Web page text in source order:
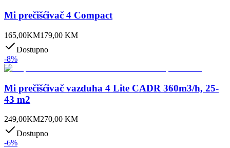
Mi prečišćivač 4 Compact
165,00KM179,00 KM
Dostupno
-8%
Mi prečišćivač vazduha 4 Lite CADR 360m3/h, 25-
43 m2
249,00KM270,00 KM
Dostupno
-6%